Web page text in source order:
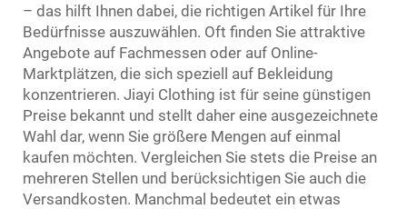
– das hilft Ihnen dabei, die richtigen Artikel für Ihre
Bedürfnisse auszuwählen. Oft finden Sie attraktive
Angebote auf Fachmessen oder auf Online-
Marktplätzen, die sich speziell auf Bekleidung
konzentrieren. Jiayi Clothing ist für seine günstigen
Preise bekannt und stellt daher eine ausgezeichnete
Wahl dar, wenn Sie größere Mengen auf einmal
kaufen möchten. Vergleichen Sie stets die Preise an
mehreren Stellen und berücksichtigen Sie auch die
Versandkosten. Manchmal bedeutet ein etwas